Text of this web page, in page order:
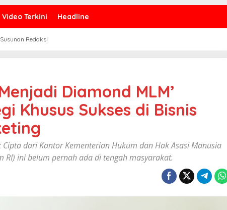
Video Terkini Headline
Susunan Redaksi
Diamond MLM’
Khusus Sukses di Bisnis
dari Kantor Kementerian Hukum dan Hak Asasi Manusia
RI) ini belum pernah ada di tengah masyarakat.